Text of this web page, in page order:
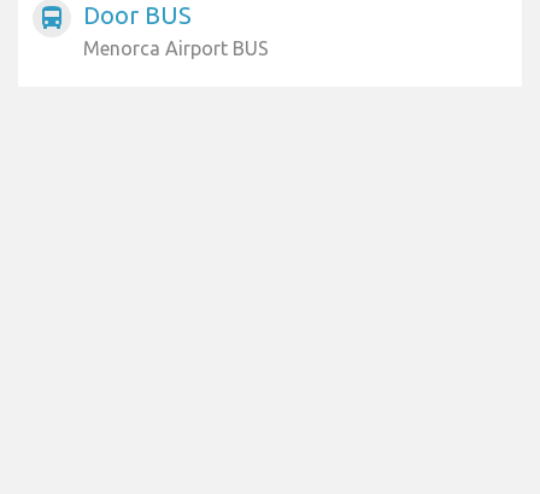
directions_bus Door BUS
Menorca Airport BUS